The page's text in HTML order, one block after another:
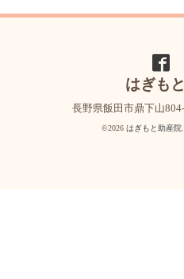
はぎも
長野県飯田市鼎下山
©2026 はぎもと助産院